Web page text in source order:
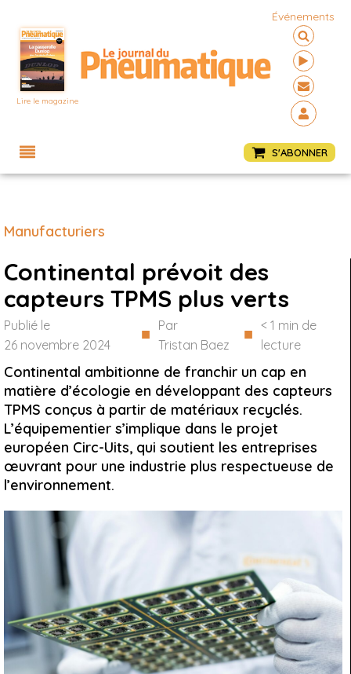
Lire le magazine
Événements
S'ABONNER
Manufacturiers
Continental prévoit des
capteurs TPMS plus verts
Publié le
26 novembre 2024
■ Par
Tristan Baez
■ < 1 min de
lecture
Continental ambitionne de franchir un cap en
matière d’écologie en développant des capteurs
TPMS conçus à partir de matériaux recyclés.
L’équipementier s’implique dans le projet
européen Circ-Uits, qui soutient les entreprises
œuvrant pour une industrie plus respectueuse de
l’environnement.